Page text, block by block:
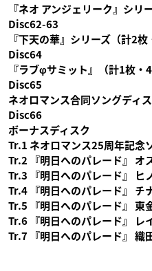
『ネオ アンジェリーク』シリ
Disc62-63
『下天の華』シリーズ（計2枚
Disc64
『ラブφサミット』（計1枚・4
Disc65
ネオロマンス合同ソングディ
Disc66
ボーナスディスク
Tr.1 ネオロマンス25周年記念
Tr.2 『明日へのパレード』 オ
Tr.3 『明日へのパレード』 ヒ
Tr.4 『明日へのパレード』 チ
Tr.5 『明日へのパレード』 東
Tr.6 『明日へのパレード』 レ
Tr.7 『明日へのパレード』 織